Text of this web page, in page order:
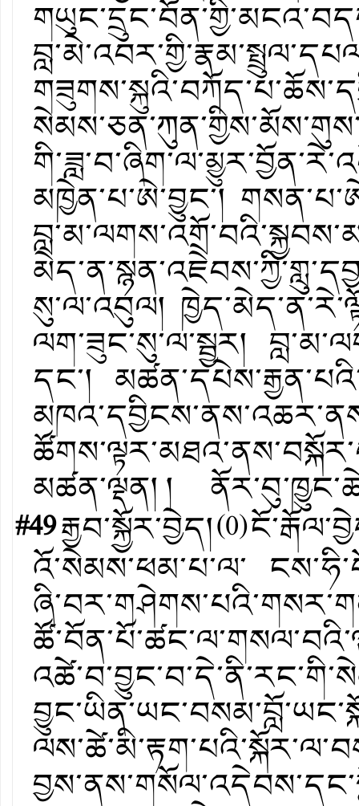
མཁྱེན་པ་ཨེ་བྱུང་།
སུ་ལ་འབུལ།
ལག་ཟུང་སུ་ལ་སྦྱར།
དང་།
མཚན་ལྡན། །
#49རྒྱབ་སྐྱོར་བྱེད།(0)
འོ་སེམས་ཕམ་པ་ལ་